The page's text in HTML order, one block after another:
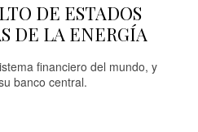
DE ESTADOS
DE LA ENERGÍA
financiero del mundo, y
banco central.